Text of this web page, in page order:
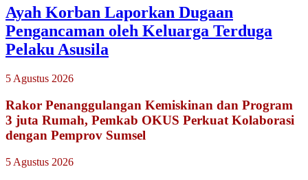
Ayah Korban Laporkan Dugaan
Pengancaman oleh Keluarga Terduga
Pelaku Asusila
5 Agustus 2026
Rakor Penanggulangan Kemiskinan dan Program
3 juta Rumah, Pemkab OKUS Perkuat Kolaborasi
dengan Pemprov Sumsel
5 Agustus 2026